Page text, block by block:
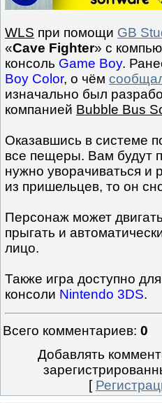
WLS при помощи GB
«Cave Fighter» с
консоль Game Boy.
Boy Color, о чём
изначально был
компанией Bubble Bus
Оказавшись в системе
все пещеры. Вам будут
нужно уворачиваться и
из пришельцев, то он
Персонаж может
прыгать и
лицо.
Также игра доступно для
консоли Nintendo 3DS.
Всего комментариев: 0
Добавлять
[